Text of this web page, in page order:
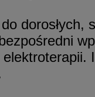
dorosłych,